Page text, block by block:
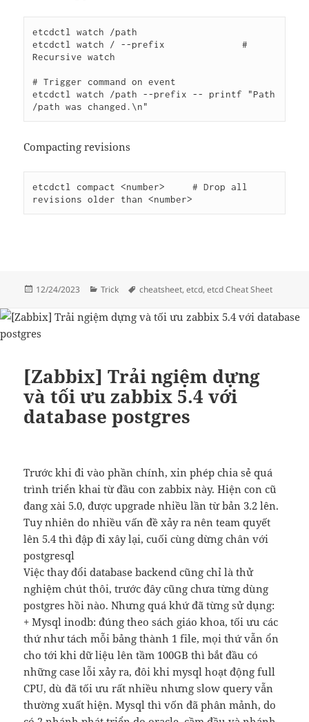
etcdctl watch /path
etcdctl watch / --prefix              #
Recursive watch
# Trigger command on event
etcdctl watch /path --prefix -- printf "Path
/path was changed.\n"
Compacting revisions
etcdctl compact <number>     # Drop all
revisions older than <number>
Đăng
ngày
12/24/2023
Danh
Trick Thẻ
cheatsheet,etcd,etcd Cheat Sheet
[Zabbix] Trải ngiệm dựng
và tối ưu zabbix 5.4 với
database postgres
Trước khi đi vào phần chính, xin phép chia sẻ quá
trình triển khai từ đầu con zabbix này. Hiện con cũ
đang xài 5.0, được upgrade nhiều lần từ bản 3.2 lên.
Tuy nhiên do nhiều vấn đề xảy ra nên team quyết
lên 5.4 thì đập đi xây lại, cuối cùng dừng chân với
postgresql
Việc thay đổi database backend cũng chỉ là thử
nghiệm chút thôi, trước đây cũng chưa từng dùng
postgres hồi nào. Nhưng quá khứ đã từng sử dụng:
+ Mysql inodb: đúng theo sách giáo khoa, tối ưu các
thứ như tách mỗi bảng thành 1 file, mọi thứ vẫn ổn
cho tới khi dữ liệu lên tầm 100GB thì bắt đầu có
những case lỗi xảy ra, đôi khi mysql hoạt động full
CPU, dù đã tối ưu rất nhiều nhưng slow query vẫn
thường xuất hiện. Mysql thì vốn đã phân mảnh, do